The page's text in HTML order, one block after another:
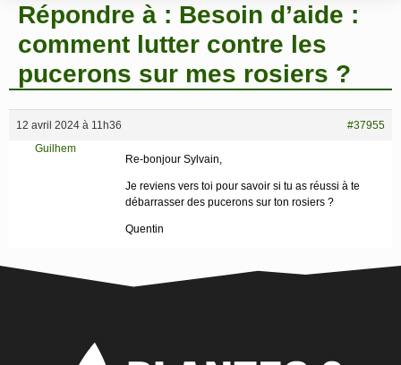
Répondre à : Besoin d’aide :
comment lutter contre les
pucerons sur mes rosiers ?
12 avril 2024 à 11h36
#37955
Guilhem
Re-bonjour Sylvain,
Je reviens vers toi pour savoir si tu as réussi à te
débarrasser des pucerons sur ton rosiers ?
Quentin